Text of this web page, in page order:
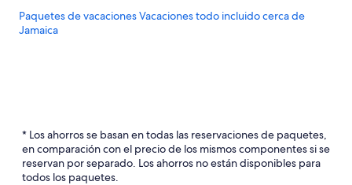
Paquetes de vacaciones Vacaciones todo incluido cerca de
Jamaica
* Los ahorros se basan en todas las reservaciones de paquetes,
en comparación con el precio de los mismos componentes si se
reservan por separado. Los ahorros no están disponibles para
todos los paquetes.